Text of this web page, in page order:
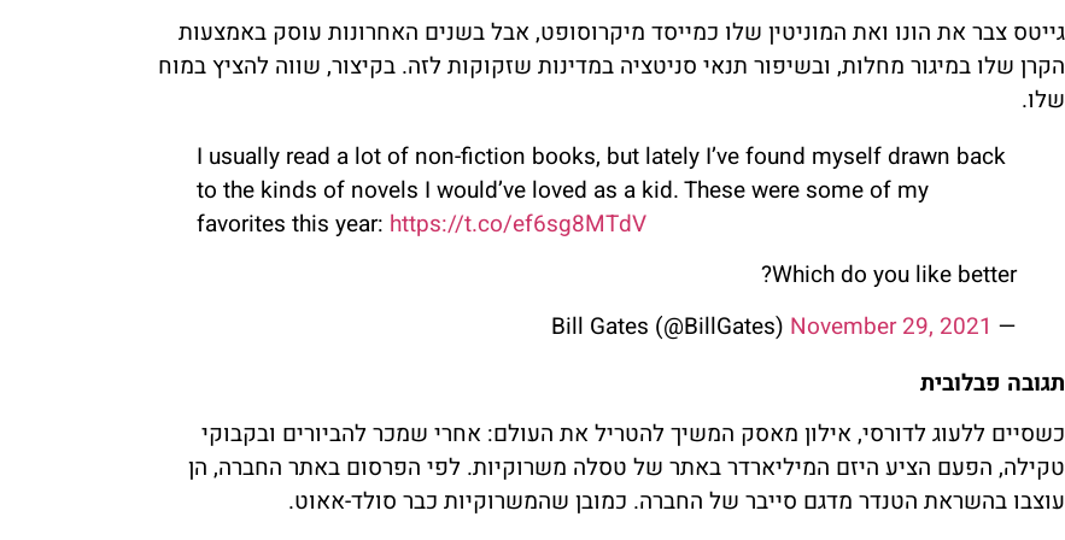
גייטס צבר את הונו ואת המוניטין שלו כמייסד מיקרוסופט, אבל בשנים האחרונות עוסק באמצעות
הקרן שלו במיגור מחלות, ובשיפור תנאי סניטציה במדינות שזקוקות לזה. בקיצור, שווה להציץ במוח
שלו.
I usually read a lot of non-fiction books, but lately I’ve found myself drawn back
to the kinds of novels I would’ve loved as a kid. These were some of my
favorites this year: https://t.co/ef6sg8MTdV
Which do you like better?
— Bill Gates (@BillGates)
November 29, 2021
תגובה פבלובית
כשסיים ללעוג לדורסי, אילון מאסק המשיך להטריל את העולם: אחרי שמכר להביורים ובקבוקי
טקילה, הפעם הציע היזם המיליארדר באתר של טסלה משרוקיות. לפי הפרסום באתר החברה, הן
עוצבו בהשראת הטנדר מדגם סייבר של החברה. כמובן שהמשרוקיות כבר סולד-אאוט.